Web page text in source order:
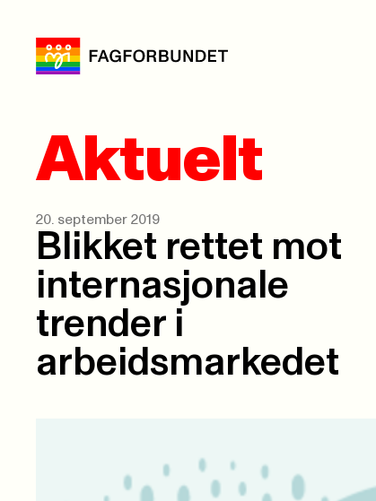
Aktuelt
20. september 2019
Blikket rettet mot
internasjonale
trender i
arbeidsmarkedet